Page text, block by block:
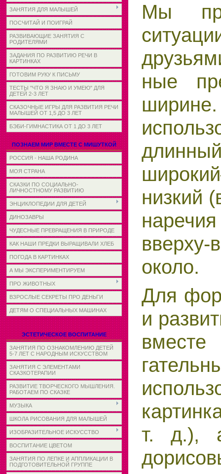
ЗАНЯТИЯ ДЛЯ МАЛЫШЕЙ
ПОСЧИТАЙ И ПОИГРАЙ
РАЗВИВАЮЩИЕ ЗАНЯТИЯ С
РОДИТЕЛЯМИ
ЗАДАНИЯ ПО РАЗВИТИЮ РЕЧИ В
КАРТИНКАХ
ГОТОВИМ РУКУ К ПИСЬМУ
ТЕСТЫ "ЧТО Я ЗНАЮ И УМЕЮ" ДЛЯ
ДЕТЕЙ 2-3 ЛЕТ
СКАЗОЧНЫЕ ИГРЫ ДЛЯ РАЗВИТИЯ РЕЧИ
МАЛЫШЕЙ ОТ 1,5 ДО 3 ЛЕТ
БЭБИ-ГИМНАСТИКА ОТ 1 ДО 3 ЛЕТ
ПОЗНАЕМ МИР ВМЕСТЕ С МИШУТКОЙ
РОССИЯ - НАША РОДИНА
МОЯ СТРАНА
СКАЗКИ ПО СОЦИАЛЬНО-
ЛИЧНОСТНОМУ РАЗВИТИЮ
ЭНЦИКЛОПЕДИИ ДЛЯ ДЕТЕЙ
ДИНОЗАВРЫ
ЧУДЕСНЫЕ ПРЕВРАЩЕНИЯ В ПРИРОДЕ
КАК НАШИ ПРЕДКИ ВЫРАЩИВАЛИ ХЛЕБ
ПОГОДА В КАРТИНКАХ
А МЫ ЭКСПЕРИМЕНТИРУЕМ
ПРО ЖИВОТНЫХ
ВЗРОСЛЫЕ СЕКРЕТЫ ПРО ДЕНЬГИ
ДЕТЯМ О СПЕЦИАЛЬНЫХ МАШИНАХ
ЭСТЕТИЧЕСКОЕ ВОСПИТАНИЕ
ЗАНЯТИЯ ПО ОЗНАКОМЛЕНИЮ ДЕТЕЙ
5-7 ЛЕТ С НАРОДНЫМ ИСКУССТВОМ
ЗАНЯТИЯ С ЭЛЕМЕНТАМИ
СКАЗКОТЕРАПИИ
РАЗВИТИЕ ТВОРЧЕСКОГО МЫШЛЕНИЯ.
РАБОТАЕМ ПО СКАЗКЕ
МУЗЫКА
ШКОЛА РИСОВАНИЯ ДЛЯ МАЛЫШЕЙ
ИЗОБРАЗИТЕЛЬНОЕ ИСКУССТВО
ВОСПИТАНИЕ ЦВЕТОМ
ЗАНЯТИЯ ПО ЛЕПКЕ И АППЛИКАЦИИ В
ПОДГОТОВИТЕЛЬНОЙ ГРУППЕ
Мы
ные
низкий
около.
Для
и
т. д.),